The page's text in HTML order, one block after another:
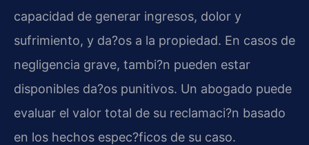
capacidad de generar ingresos, dolor y
sufrimiento, y da?os a la propiedad. En casos de
negligencia grave, tambi?n pueden estar
disponibles da?os punitivos. Un abogado puede
evaluar el valor total de su reclamaci?n basado
en los hechos espec?ficos de su caso.